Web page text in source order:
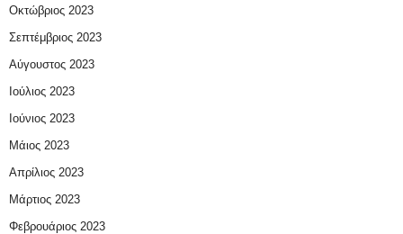
Οκτώβριος 2023
Σεπτέμβριος 2023
Αύγουστος 2023
Ιούλιος 2023
Ιούνιος 2023
Μάιος 2023
Απρίλιος 2023
Μάρτιος 2023
Φεβρουάριος 2023